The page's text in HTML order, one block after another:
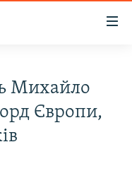
Михайло
Європи,